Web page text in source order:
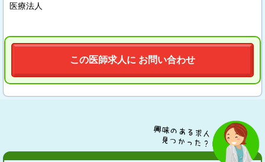
医療法人
この医師求人に お問い合わせ